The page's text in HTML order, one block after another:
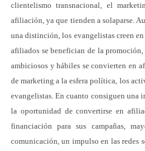
clientelismo transnacional, el
afiliación, ya que tienden a solaparse.
una distinción, los evangelistas creen
afiliados se benefician de la
ambiciosos y hábiles se convierten en
de marketing a la esfera política, los
evangelistas. En cuanto consiguen una
la oportunidad de convertirse en
financiación para sus campañas,
comunicación, un impulso en las redes